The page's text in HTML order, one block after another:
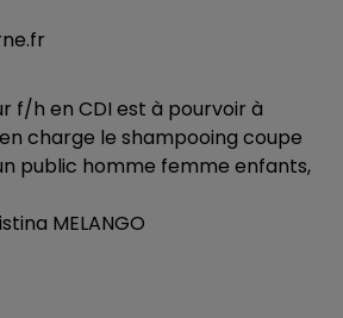
f/h en CDI est à pourvoir à
charge le shampooing coupe
public homme femme enfants,
MELANGO